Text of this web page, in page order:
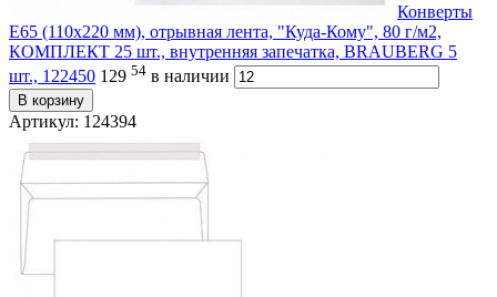
Конверты
Е65 (110х220 мм), отрывная лента, "Куда-Кому", 80 г/м2,
КОМПЛЕКТ 25 шт., внутренняя запечатка, BRAUBERG 5
шт., 122450 129 54 в наличии
В корзину
Артикул: 124394